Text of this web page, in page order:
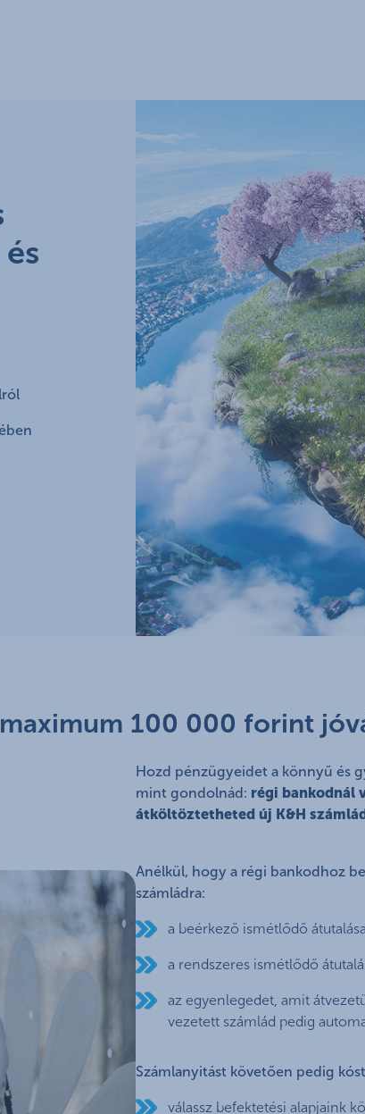
100 000 forint
Hozd pénzügyeidet a könnyű és
mint gondolnád: régi bankodnál
átköltöztetheted új K&H
Anélkül, hogy a régi bankodhoz
számládra:
a beérkező ismétlődő
a rendszeres ismétlődő
az egyenlegedet, amit
vezetett számlád pedig
Számlanyitást követően pedig
válassz befektetési alapjaink